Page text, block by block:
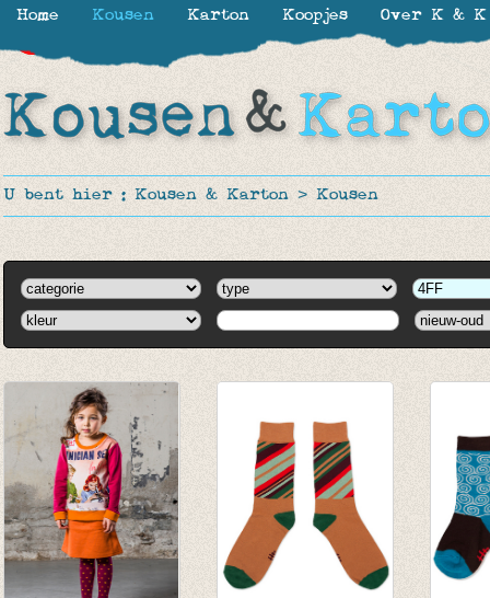
U bent hier : Kousen & Karton > Kousen
Home Kousen Karton Koopjes Over K & K